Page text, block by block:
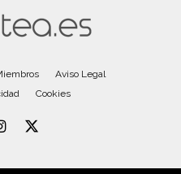
Aviso Legal
Cookies